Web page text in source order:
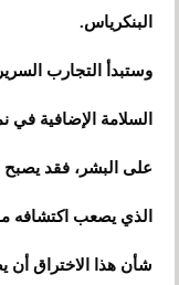
البنكرياس.
وستبدأ التجارب
السلامة الإضافية في
على البشر، فقد يصبح
الذي يصعب اكتشافه
شأن هذا الاختراق أن